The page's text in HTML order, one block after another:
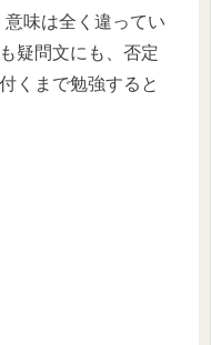
意味は全く違ってい
疑問文にも、否定
くまで勉強すると